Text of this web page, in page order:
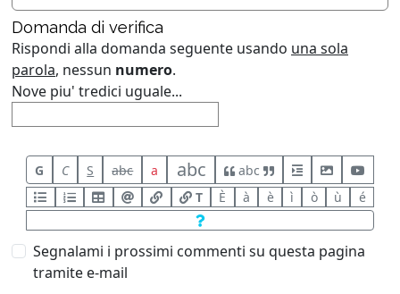
Domanda di verifica
Rispondi alla domanda seguente usando una sola
parola, nessun numero.
Nove piu' tredici uguale...
G C S abc a abc
abc
T
È à è ì ò ù é
Segnalami i prossimi commenti su questa pagina
tramite e-mail